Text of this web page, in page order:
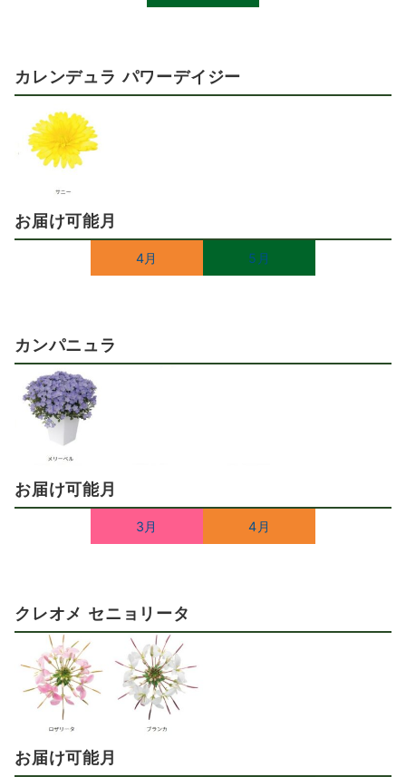
カレンデュラ パワーデイジー
お届け可能月
4月 5月
カンパニュラ
お届け可能月
3月 4月
クレオメ セニョリータ
お届け可能月